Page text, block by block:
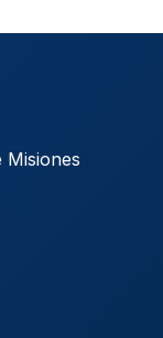
Misiones